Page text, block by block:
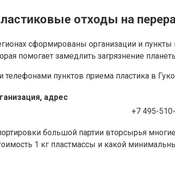
отходы на
сформированы организации и пункты
помогает замедлить загрязнение
телефонами пунктов приема пластика в
адрес
+7 495-
большой партии вторсырья
1 кг пластмассы и какой